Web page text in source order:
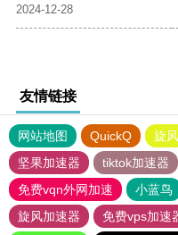
2024-12-28
友情链接
网站地图 QuickQ 旋
坚果加速器
tiktok加速器
免费vqn外网加速
小蓝鸟
旋风加速器
免费vps加速